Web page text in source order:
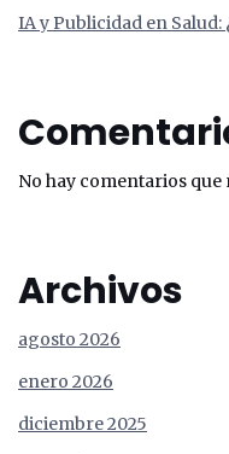
IA y Publicidad en Salud:
No hay comentarios que
Archivos
agosto 2026
enero 2026
diciembre 2025